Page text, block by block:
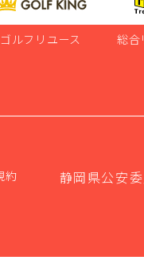
ゴルフリユース 総合
約 静岡県公安